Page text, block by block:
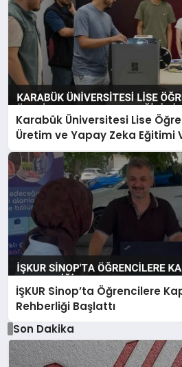
Karabük Üniversitesi Lise
Üretim ve Yapay Zeka Eğitimi
İŞKUR Sinop’ta Öğrencilere
Rehberliği Başlattı
Son Dakika